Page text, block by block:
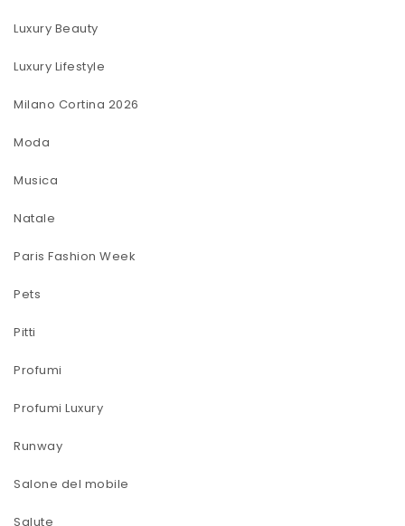
Luxury Beauty
Luxury Lifestyle
Milano Cortina 2026
Moda
Musica
Natale
Paris Fashion Week
Pets
Pitti
Profumi
Profumi Luxury
Runway
Salone del mobile
Salute